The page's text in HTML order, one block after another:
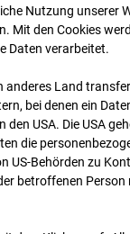
2026
Nutzung unserer
Mit den Cookies
Daten verarbeitet.
anderes Land
bei denen ein
USA. Die USA
die
US-Behörden zu
betroffenen Person